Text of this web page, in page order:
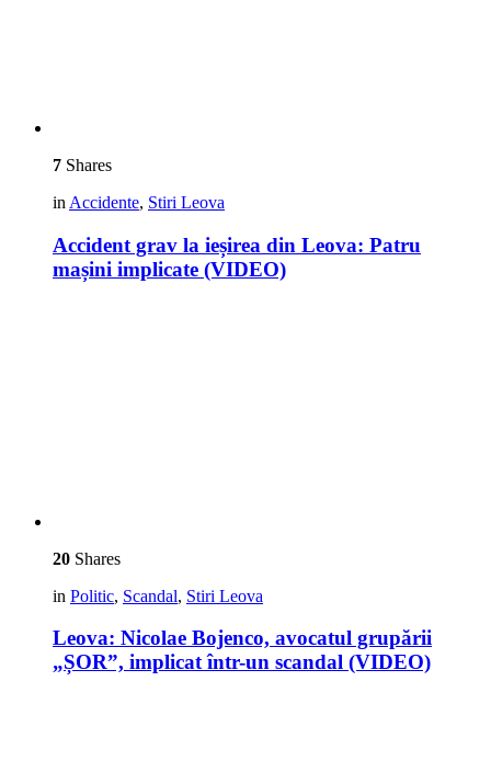
7 Shares
in Accidente, Stiri Leova
Accident grav la ieșirea din Leova: Patru
mașini implicate (VIDEO)
20 Shares
in Politic, Scandal, Stiri Leova
Leova: Nicolae Bojenco, avocatul grupării
„ȘOR”, implicat într-un scandal (VIDEO)